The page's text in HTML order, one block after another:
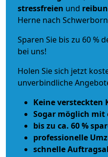
stressfreien und
Herne nach
Sparen Sie bis zu 60 %
bei uns!
Holen Sie sich jetzt
unverbindliche
Keine versteckten
Sogar möglich mit
bis zu ca. 60 %
professionelle
schnelle